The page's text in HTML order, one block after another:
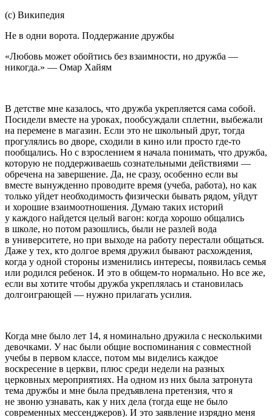
(с) Википедия
Не в одни ворота. Поддержание дружбы
«Любовь может обойтись без взаимности, но дружба —
никогда.» — Омар Хайям
В детстве мне казалось, что дружба укрепляется сама собой.
Посидели вместе на уроках, пообсуждали сплетни, выбежали
на перемене в магазин. Если это не школьный друг, тогда
прогулялись во дворе, сходили в кино или просто где-то
пообщались. Но с взрослением я начала понимать, что дружба,
которую не поддерживаешь сознательными действиями —
обречена на завершение. Да, не сразу, особенно если вы
вместе вынужденно проводите время (учеба, работа), но как
только уйдет необходимость физически бывать рядом, уйдут
и хорошие взаимоотношения. Думаю таких историй
у каждого найдется целый вагон: когда хорошо общались
в школе, но потом разошлись, были не разлей вода
в университете, но при выходе на работу перестали общаться.
Даже у тех, кто долгое время дружил бывают расхождения,
когда у одной стороны изменились интересы, появилась семья
или родился ребенок. И это в общем-то нормально. Но все же,
если вы хотите чтобы дружба укреплялась и становилась
долгоиграющей — нужно прилагать усилия.
Когда мне было лет 14, я номинально дружила с несколькими
девочками. У нас были общие воспоминания с совместной
учебы в первом классе, потом мы виделись каждое
воскресение в церкви, плюс среди недели на разных
церковных мероприятиях. На одном из них была затронута
тема дружбы и мне была предъявлена претензия, что я
не звоню узнавать, как у них дела (тогда еще не было
современных мессенджеров). И это заявление изрядно меня